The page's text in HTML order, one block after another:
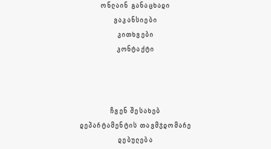
ᲝᲜᲚᲐᲘᲜ ᲒᲐᲜᲐᲪᲮᲐᲓᲘ
ᲕᲐᲙᲐᲜᲡᲘᲔᲑᲘ
ᲙᲘᲗᲮᲕᲔᲑᲘ
ᲙᲝᲜᲢᲐᲥᲢᲘ
ᲩᲕᲔᲜ ᲨᲔᲡᲐᲮᲔᲑ
ᲓᲔᲞᲐᲠᲢᲐᲛᲔᲜᲢᲘᲡ ᲗᲐᲕᲛᲯᲓᲝᲛᲐᲠᲔ
ᲓᲔᲑᲣᲚᲔᲑᲐ